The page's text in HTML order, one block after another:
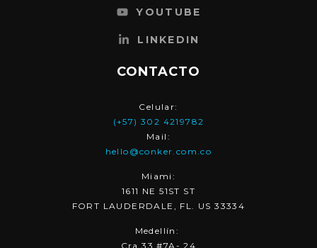
YOUTUBE
LINKEDIN
CONTACTO
Celular:
(+57) 302 4219782
Mail:
hello@conker.com.co
Miami:
1611 NE 51ST ST
FORT LAUDERDALE, FL. US 33334
Medellín:
Cra 33 #7A- 24